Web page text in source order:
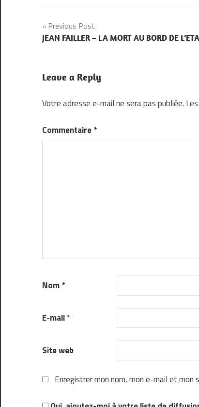
Navigation
de
Previous Post
JEAN FAILLER – LA MORT AU BORD DE
Leave a Reply
Votre adresse e-mail ne sera pas publiée.
Commentaire*
Nom*
E-mail*
Site web
Enregistrer mon nom, mon e-mail et mon